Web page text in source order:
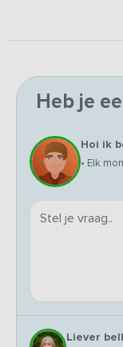
Heb je
Hoi ik
• Elk
Liever